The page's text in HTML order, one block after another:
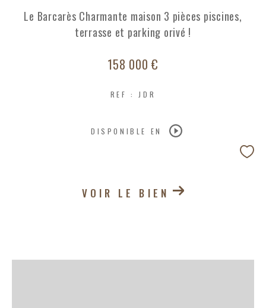
Le Barcarès Charmante maison 3 pièces piscines,
terrasse et parking orivé !
158 000 €
REF : JDR
DISPONIBLE EN
VOIR LE BIEN